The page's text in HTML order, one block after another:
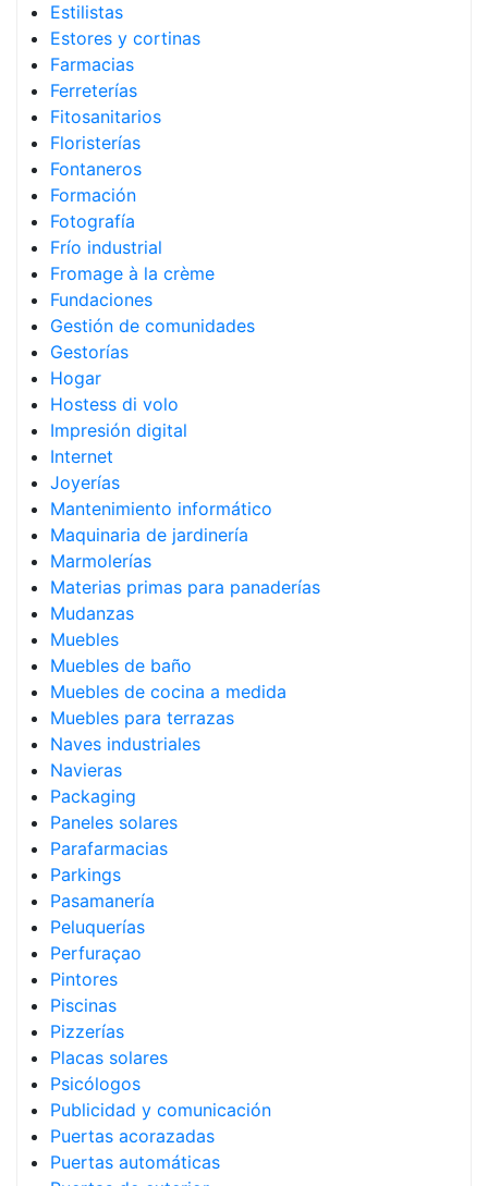
Estilistas
Estores y cortinas
Farmacias
Ferreterías
Fitosanitarios
Floristerías
Fontaneros
Formación
Fotografía
Frío industrial
Fromage à la crème
Fundaciones
Gestión de comunidades
Gestorías
Hogar
Hostess di volo
Impresión digital
Internet
Joyerías
Mantenimiento informático
Maquinaria de jardinería
Marmolerías
Materias primas para panaderías
Mudanzas
Muebles
Muebles de baño
Muebles de cocina a medida
Muebles para terrazas
Naves industriales
Navieras
Packaging
Paneles solares
Parafarmacias
Parkings
Pasamanería
Peluquerías
Perfuraçao
Pintores
Piscinas
Pizzerías
Placas solares
Psicólogos
Publicidad y comunicación
Puertas acorazadas
Puertas automáticas